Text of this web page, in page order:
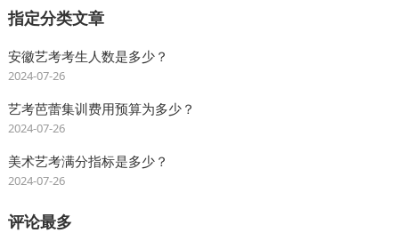
指定分类文章
安徽艺考考生人数是多少？
2024-07-26
艺考芭蕾集训费用预算为多少？
2024-07-26
美术艺考满分指标是多少？
2024-07-26
评论最多